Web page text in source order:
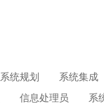
系统规划
系统集成
信息处理员 系